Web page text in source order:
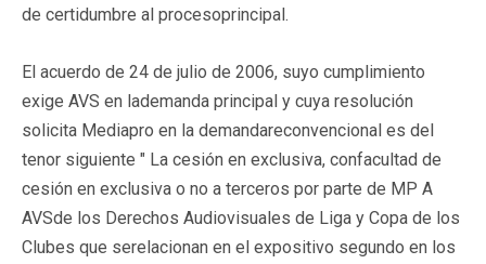
de certidumbre al procesoprincipal.
El acuerdo de 24 de julio de 2006, suyo cumplimiento
exige AVS en lademanda principal y cuya resolución
solicita Mediapro en la demandareconvencional es del
tenor siguiente " La cesión en exclusiva, confacultad de
cesión en exclusiva o no a terceros por parte de MP A
AVSde los Derechos Audiovisuales de Liga y Copa de los
Clubes que serelacionan en el expositivo segundo en los